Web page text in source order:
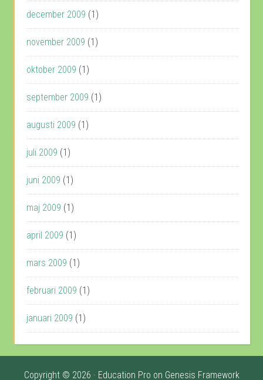
december 2009 (1)
november 2009 (1)
oktober 2009 (1)
september 2009 (1)
augusti 2009 (1)
juli 2009 (1)
juni 2009 (1)
maj 2009 (1)
april 2009 (1)
mars 2009 (1)
februari 2009 (1)
januari 2009 (1)
Copyright © 2026 · Education Pro on Genesis Framework